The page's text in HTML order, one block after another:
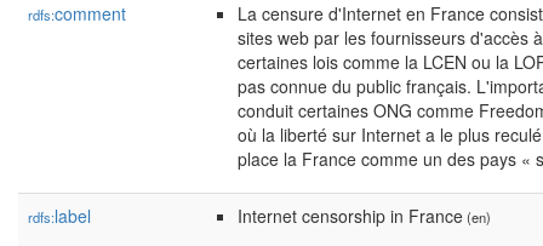
rdfs:comment
La censure d'Internet en France
sites web par les fournisseurs d'accès
certaines lois comme la LCEN ou la
pas connue du public français.
conduit certaines ONG comme
où la liberté sur Internet a le plus
place la France comme un des pays «
rdfs:label Internet censorship in France(en)